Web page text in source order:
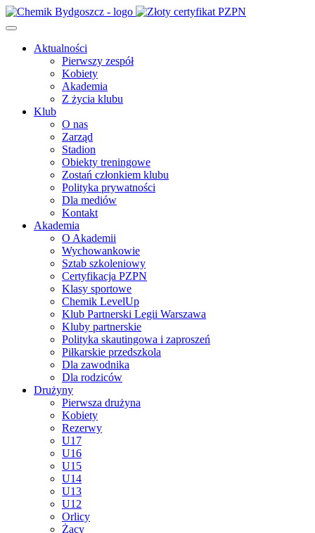
Aktualności
Pierwszy zespół
Kobiety
Akademia
Z życia klubu
Klub
O nas
Zarząd
Stadion
Obiekty treningowe
Zostań członkiem klubu
Polityka prywatności
Dla mediów
Kontakt
Akademia
O Akademii
Wychowankowie
Sztab szkoleniowy
Certyfikacja PZPN
Klasy sportowe
Chemik LevelUp
Klub Partnerski Legii Warszawa
Kluby partnerskie
Polityka skautingowa i zaproszeń
Piłkarskie przedszkola
Dla zawodnika
Dla rodziców
Drużyny
Pierwsza drużyna
Kobiety
Rezerwy
U17
U16
U15
U14
U13
U12
Orlicy
Żacy